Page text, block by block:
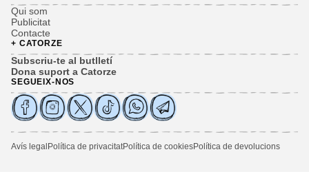
Qui som
Publicitat
Contacte
+ CATORZE
Subscriu-te al butlletí
Dona suport a Catorze
SEGUEIX-NOS
Avís legal Política de privacitatPolítica de cookiesPolítica de devolucions